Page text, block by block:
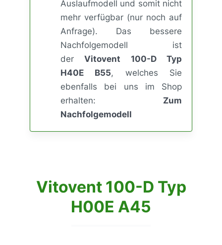
Auslaufmodell und somit nicht
mehr verfügbar (nur noch auf
Anfrage). Das bessere
Nachfolgemodell ist
derVitovent 100-D Typ
H40E B55, welches Sie
ebenfalls bei uns im Shop
erhalten: Zum
Nachfolgemodell
Vitovent 100-D Typ
H00E A45